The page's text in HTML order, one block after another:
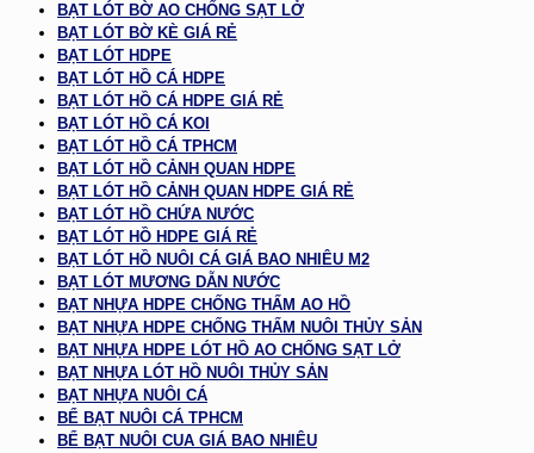
BẠT LÓT BỜ AO CHỐNG SẠT LỞ
BẠT LÓT BỜ KÈ GIÁ RẺ
BẠT LÓT HDPE
BẠT LÓT HỒ CÁ HDPE
BẠT LÓT HỒ CÁ HDPE GIÁ RẺ
BẠT LÓT HỒ CÁ KOI
BẠT LÓT HỒ CÁ TPHCM
BẠT LÓT HỒ CẢNH QUAN HDPE
BẠT LÓT HỒ CẢNH QUAN HDPE GIÁ RẺ
BẠT LÓT HỒ CHỨA NƯỚC
BẠT LÓT HỒ HDPE GIÁ RẺ
BẠT LÓT HỒ NUÔI CÁ GIÁ BAO NHIÊU M2
BẠT LÓT MƯƠNG DẪN NƯỚC
BẠT NHỰA HDPE CHỐNG THẤM AO HỒ
BẠT NHỰA HDPE CHỐNG THẤM NUÔI THỦY SẢN
BẠT NHỰA HDPE LÓT HỒ AO CHỐNG SẠT LỞ
BẠT NHỰA LÓT HỒ NUÔI THỦY SẢN
BẠT NHỰA NUÔI CÁ
BỂ BẠT NUÔI CÁ TPHCM
BỂ BẠT NUÔI CUA GIÁ BAO NHIÊU